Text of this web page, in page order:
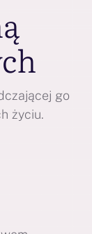
go
życiu.